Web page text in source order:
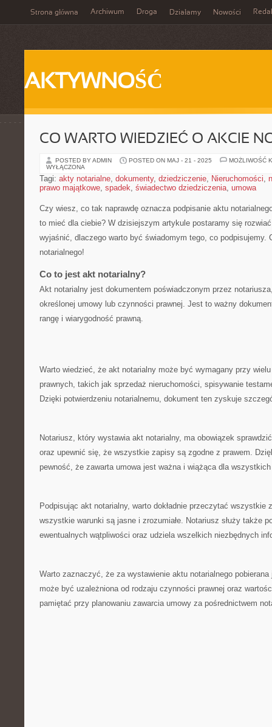
Strona główna Archiwum Droga Działamy Nowości
AKTYWNOŚĆ
CO WARTO WIEDZIEĆ O AKCIE
POSTED BY ADMIN POSTED ON MAJ - 21 - 2025
MOŻLIWOŚĆ
WYŁĄCZONA
Tagi: akty notarialne, dokumenty, dziedziczenie, Nieruchomości,
prawo majątkowe, spadek, świadectwo dziedziczenia, umowa
Czy wiesz, co tak naprawdę oznacza podpisanie ⁢aktu
⁤to⁢ mieć dla‍ ciebie? W dzisiejszym ‌artykule⁣ postaramy się
wyjaśnić, dlaczego warto ‍być świadomym tego,⁣ co podpisujemy.
notarialnego!
Co‍ to jest akt‌ notarialny?
Akt notarialny jest‌ dokumentem poświadczonym przez
określonej umowy lub czynności⁤ prawnej. Jest to ​ważny
rangę ‌i wiarygodność prawną.
Warto ⁣wiedzieć, że akt notarialny może być wymagany przy
prawnych,⁤ takich jak sprzedaż​ nieruchomości, spisywanie
Dzięki potwierdzeniu notarialnemu, dokument ten zyskuje
Notariusz, który wystawia ‍akt ⁢notarialny, ma obowiązek
oraz upewnić‌ się, że wszystkie zapisy ⁤są zgodne z prawem.
pewność, że‌ zawarta umowa jest ‌ważna i‌ wiążąca dla
Podpisując akt notarialny, warto dokładnie⁢ przeczytać‍ wszystkie
wszystkie warunki są jasne ⁤i zrozumiałe. Notariusz służy także
ewentualnych wątpliwości oraz udziela wszelkich niezbędnych
Warto​ zaznaczyć, że ​za wystawienie aktu notarialnego pobierana
może być uzależniona ‍od ⁢rodzaju czynności prawnej oraz
pamiętać przy planowaniu zawarcia umowy za pośrednictwem